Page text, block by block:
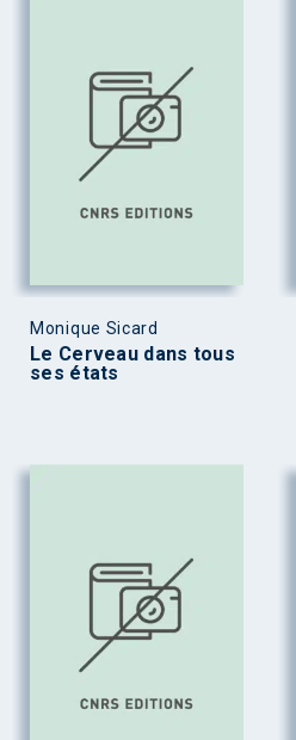
Monique Sicard
Le Cerveau dans tous
ses états